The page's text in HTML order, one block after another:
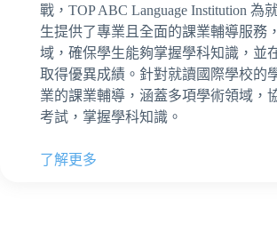
戰，TOP ABC Language Institution 為
生提供了專業且全面的課業輔導服務
域，確保學生能夠掌握學科知識，並
取得優異成績。針對就讀國際學校的
業的課業輔導，涵蓋多項學術領域，
考試，掌握學科知識。
了解更多